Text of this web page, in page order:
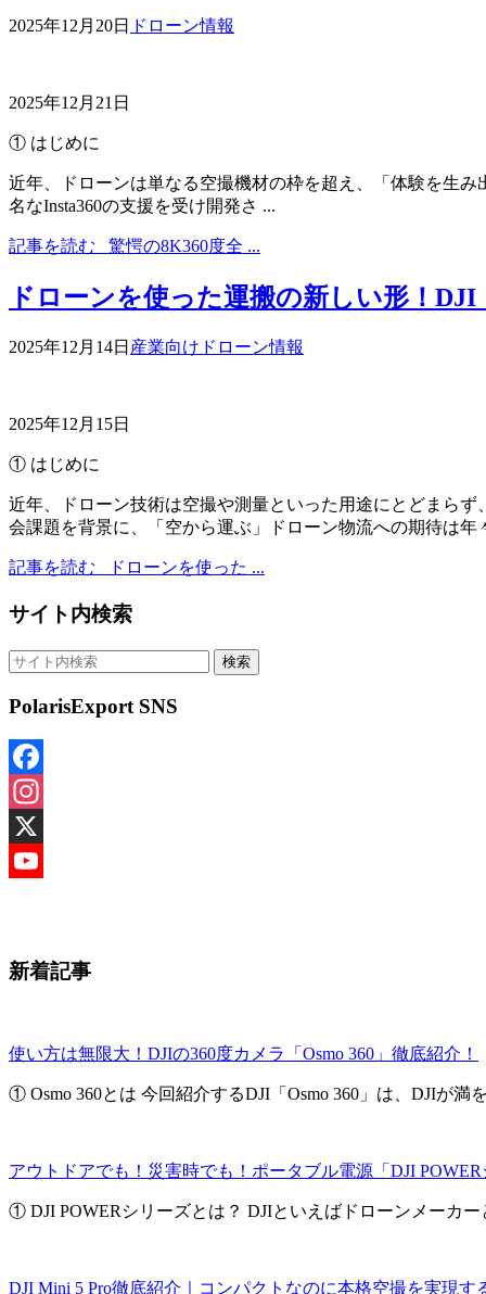
2025年12月20日 ドローン情報
2025年12月21日
① はじめに
近年、ドローンは単なる空撮機材の枠を超え、「体験を生
名なInsta360の支援を受け開発さ ...
記事を読む 驚愕の8K360度全 ...
ドローンを使った運搬の新しい形！
2025年12月14日 産業向けドローン情報
2025年12月15日
① はじめに
近年、ドローン技術は空撮や測量といった用途にとどまら
会課題を背景に、「空から運ぶ」ドローン物流への期待は年
記事を読む ドローンを使った ...
サイト内検索
PolarisExport SNS
Facebook
Instagram
X
新着記事
使い方は無限大！DJIの360度カメラ「Osmo 360」徹底紹介！
① Osmo 360とは 今回紹介するDJI「Osmo 360」は、DJIが満
アウトドアでも！災害時でも！ポータブル電源「DJI
① DJI POWERシリーズとは？ DJIといえばドローンメーカー
DJI Mini 5 Pro徹底紹介｜コンパクトなのに本格空撮を実現す